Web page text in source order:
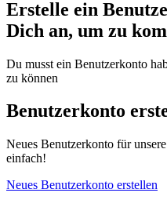
Erstelle ein
Dich an, um zu
Du musst ein Benutzerkonto
zu können
Benutzerkonto
Neues Benutzerkonto für
einfach!
Neues Benutzerkonto erstellen